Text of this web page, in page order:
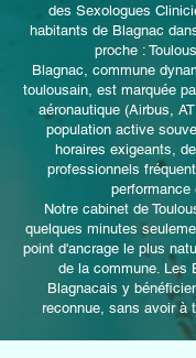
des Sexologues
habitants de Blagnac
proche :
Blagnac, commune
toulousain, est marquée
aéronautique (Airbus,
population active
horaires exigeants,
professionnels
performance
Notre cabinet de
quelques minutes
point d'ancrage le plus
de la commune. Les
Blagnacais y
reconnue, sans avoir à